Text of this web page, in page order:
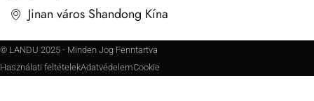
Jinan város Shandong Kína
© LANDU 2025 - Minden Jog Fenntartva
Használati feltételekAdatvédelemCookie